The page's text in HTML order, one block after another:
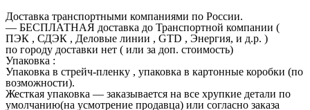
Доставка транспортными компаниями по России.
— БЕСПЛАТНАЯ доставка до Транспортной компании (
ПЭК , СДЭК , Деловые линии , GTD , Энергия, и д.р. )
по городу доставки нет ( или за доп. стоимость)
Упаковка :
Упаковка в стрейч-пленку , упаковка в картонные коробки (по
возможности).
Жесткая упаковка — заказывается на все хрупкие детали по
умолчанию(на усмотрение продавца) или согласно заказа